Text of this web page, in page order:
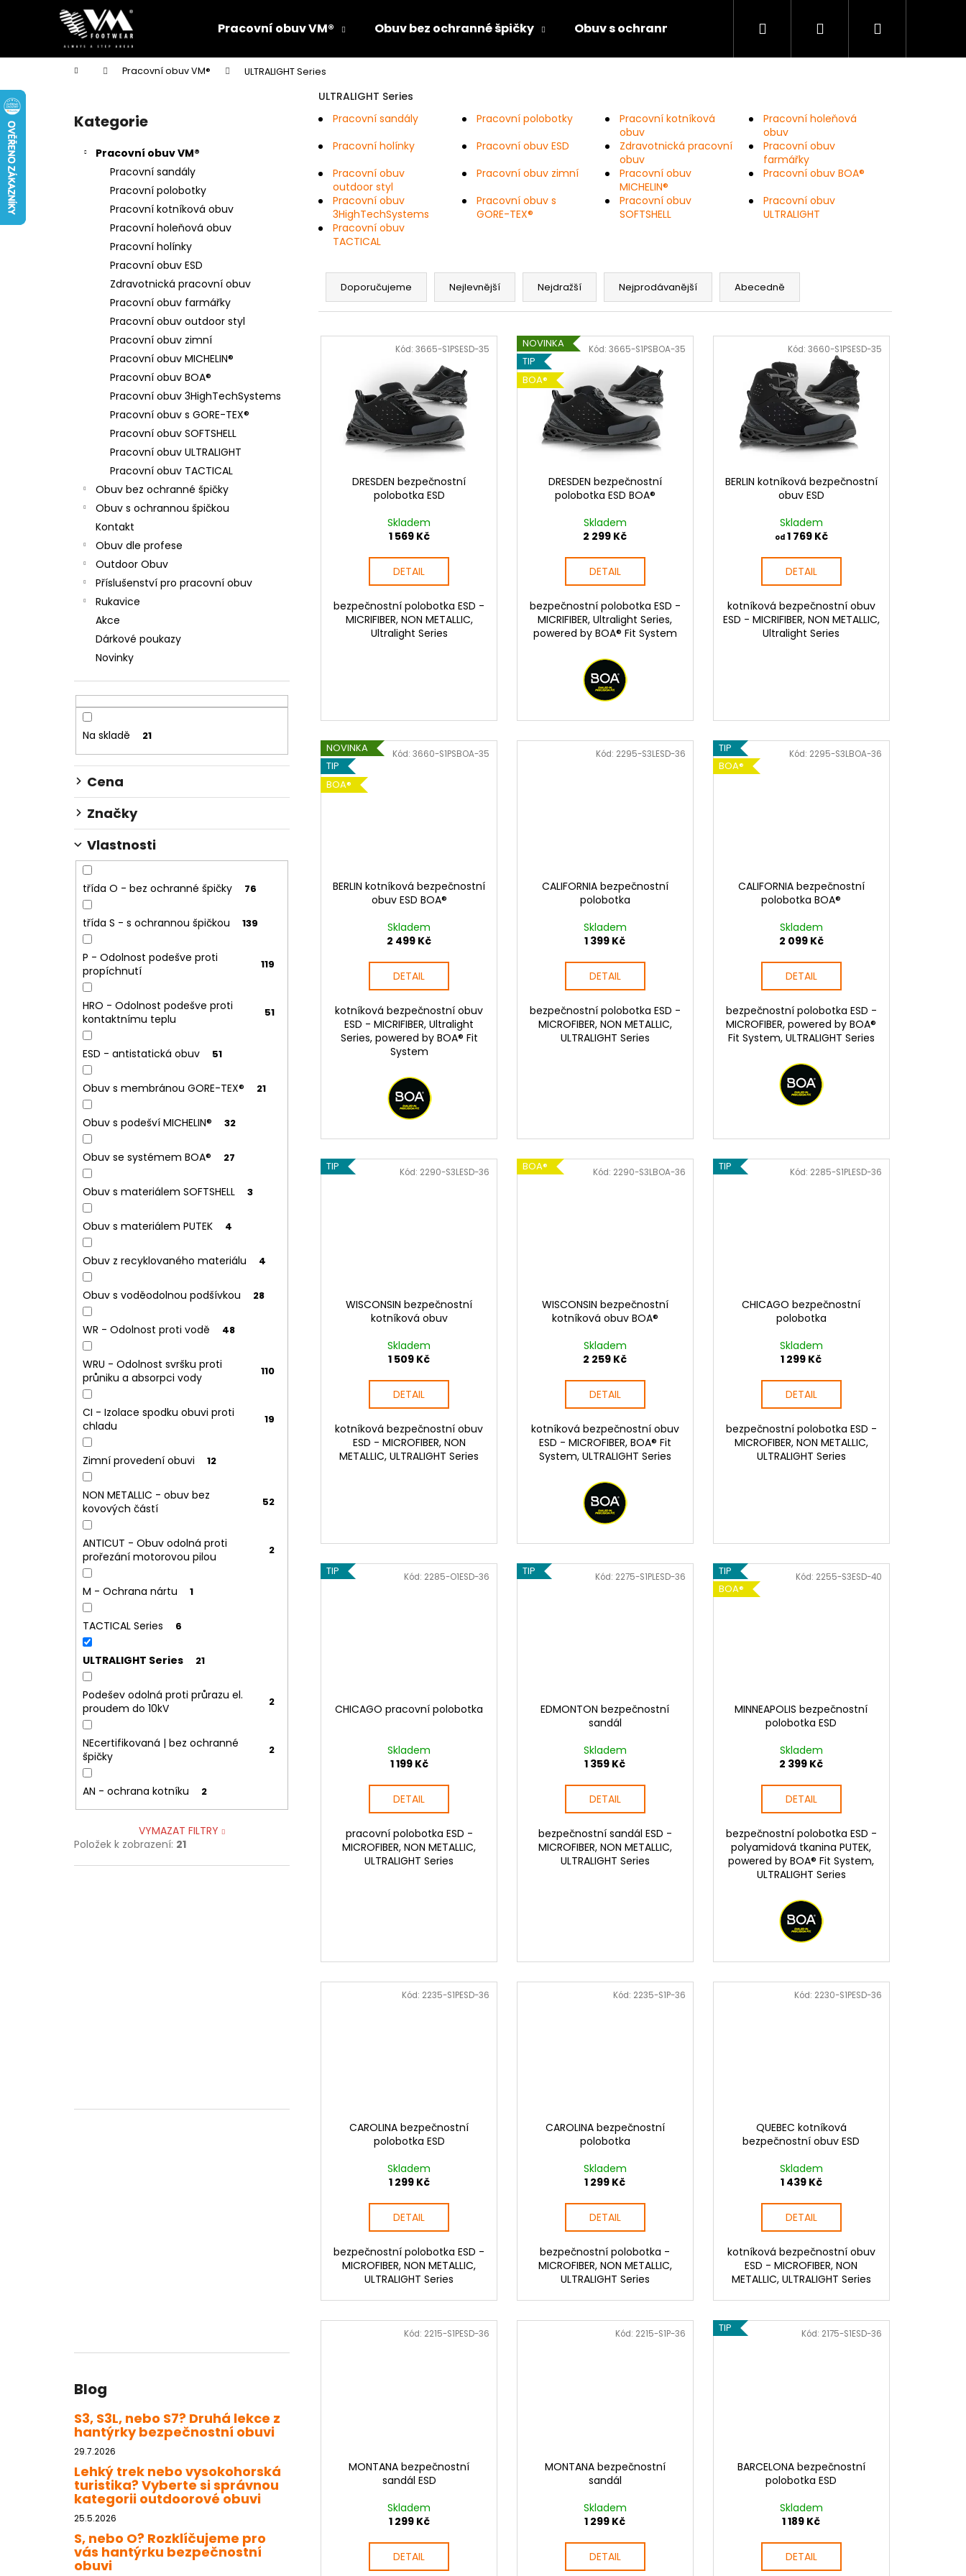
Pracovní obuv VM® Obuv bez ochranné špičky Obuv s ochrannou špičkou Kontakt Obuv dle profese
Hledat PřihlášeníNákupní
Domů Pracovní obuv VM® ULTRALIGHT Series
Přeskočit
kategorie
Kategorie
Pracovní obuv VM®
Pracovní sandály
Pracovní polobotky
Pracovní kotníková obuv
Pracovní holeňová obuv
Pracovní holínky
Pracovní obuv ESD
Zdravotnická pracovní obuv
Pracovní obuv farmářky
Pracovní obuv outdoor styl
Pracovní obuv zimní
Pracovní obuv MICHELIN®
Pracovní obuv BOA®
Pracovní obuv 3HighTechSystems
Pracovní obuv s GORE-TEX®
Pracovní obuv SOFTSHELL
Pracovní obuv ULTRALIGHT
Pracovní obuv TACTICAL
Obuv bez ochranné špičky
Obuv s ochrannou špičkou
Kontakt
Obuv dle profese
Outdoor Obuv
Příslušenství pro pracovní obuv
Rukavice
Akce
Dárkové poukazy
Novinky
Na skladě 21
Cena
Značky
Vlastnosti
třída O - bez ochranné špičky 76
třída S - s ochrannou špičkou 139
P - Odolnost podešve proti
propíchnutí
119
HRO - Odolnost podešve proti
kontaktnímu teplu
51
ESD - antistatická obuv 51
Obuv s membránou GORE-TEX® 21
Obuv s podešví MICHELIN® 32
Obuv se systémem BOA® 27
Obuv s materiálem SOFTSHELL 3
Obuv s materiálem PUTEK 4
Obuv z recyklovaného materiálu 4
Obuv s voděodolnou podšívkou 28
WR - Odolnost proti vodě 48
WRU - Odolnost svršku proti
průniku a absorpci vody
110
CI - Izolace spodku obuvi proti
chladu
19
Zimní provedení obuvi 12
NON METALLIC - obuv bez
kovových částí
52
ANTICUT - Obuv odolná proti
prořezání motorovou pilou
2
M - Ochrana nártu 1
TACTICAL Series 6
ULTRALIGHT Series 21
Podešev odolná proti průrazu el.
proudem do 10kV
2
NEcertifikovaná | bez ochranné
špičky
2
AN - ochrana kotníku 2
VYMAZAT FILTRY
Položek k zobrazení: 21
Blog
S3, S3L, nebo S7? Druhá lekce z
hantýrky bezpečnostní obuvi
29.7.2026
Lehký trek nebo vysokohorská
turistika? Vyberte si správnou
kategorii outdoorové obuvi
25.5.2026
S, nebo O? Rozklíčujeme pro
vás hantýrku bezpečnostní
obuvi
ULTRALIGHT Series
Pracovní sandály
Pracovní polobotky
Pracovní kotníková
obuv
Pracovní holeňová
obuv
Pracovní holínky
Pracovní obuv ESD
Zdravotnická pracovní
obuv
Pracovní obuv
farmářky
Pracovní obuv
outdoor styl
Pracovní obuv zimní
Pracovní obuv
MICHELIN®
Pracovní obuv BOA®
Pracovní obuv
3HighTechSystems
Pracovní obuv s
GORE-TEX®
Pracovní obuv
SOFTSHELL
Pracovní obuv
ULTRALIGHT
Pracovní obuv
TACTICAL
Ř
z
Doporučujeme Nejlevnější Nejdražší Nejprodávanější Abecedně
V
DRESDEN bezpečnostní
polobotka ESD
Skladem
1 569 Kč
DETAIL
bezpečnostní polobotka ESD -
MICRIFIBER, NON METALLIC,
Ultralight Series
Kód:3665-S1PSESD-35
NOVINKA
TIP
BOA®
DRESDEN bezpečnostní
polobotka ESD BOA®
Skladem
2 299 Kč
DETAIL
bezpečnostní polobotka ESD -
MICRIFIBER, Ultralight Series,
powered by BOA® Fit System
Kód: 3665-S1PSBOA-35
BERLIN kotníková bezpečnostní
obuv ESD
Skladem
od1 769 Kč
DETAIL
kotníková bezpečnostní obuv
ESD - MICRIFIBER, NON METALLIC,
Ultralight Series
Kód: 3660-S1PSESD-35
NOVINKA
TIP
BOA®
BERLIN kotníková bezpečnostní
obuv ESD BOA®
Skladem
2 499 Kč
DETAIL
kotníková bezpečnostní obuv
ESD - MICRIFIBER, Ultralight
Series, powered by BOA® Fit
System
Kód:3660-S1PSBOA-35
CALIFORNIA bezpečnostní
polobotka
Skladem
1 399 Kč
DETAIL
bezpečnostní polobotka ESD -
MICROFIBER, NON METALLIC,
ULTRALIGHT Series
Kód: 2295-S3LESD-36
TIP
BOA®
CALIFORNIA bezpečnostní
polobotka BOA®
Skladem
2 099 Kč
DETAIL
bezpečnostní polobotka ESD -
MICROFIBER, powered by BOA®
Fit System, ULTRALIGHT Series
Kód: 2295-S3LBOA-36
TIP
WISCONSIN bezpečnostní
kotníková obuv
Skladem
1 509 Kč
DETAIL
kotníková bezpečnostní obuv
ESD - MICROFIBER, NON
METALLIC, ULTRALIGHT Series
Kód: 2290-S3LESD-36 BOA®
WISCONSIN bezpečnostní
kotníková obuv BOA®
Skladem
2 259 Kč
DETAIL
kotníková bezpečnostní obuv
ESD - MICROFIBER, BOA® Fit
System, ULTRALIGHT Series
Kód: 2290-S3LBOA-36 TIP
CHICAGO bezpečnostní
polobotka
Skladem
1 299 Kč
DETAIL
bezpečnostní polobotka ESD -
MICROFIBER, NON METALLIC,
ULTRALIGHT Series
Kód: 2285-S1PLESD-36
TIP
CHICAGO pracovní polobotka
Skladem
1 199 Kč
DETAIL
pracovní polobotka ESD -
MICROFIBER, NON METALLIC,
ULTRALIGHT Series
Kód: 2285-O1ESD-36 TIP
EDMONTON bezpečnostní
sandál
Skladem
1 359 Kč
DETAIL
bezpečnostní sandál ESD -
MICROFIBER, NON METALLIC,
ULTRALIGHT Series
Kód: 2275-S1PLESD-36
TIP
BOA®
MINNEAPOLIS bezpečnostní
polobotka ESD
Skladem
2 399 Kč
DETAIL
bezpečnostní polobotka ESD -
polyamidová tkanina PUTEK,
powered by BOA® Fit System,
ULTRALIGHT Series
Kód: 2255-S3ESD-40
CAROLINA bezpečnostní
polobotka ESD
Skladem
1 299 Kč
DETAIL
bezpečnostní polobotka ESD -
MICROFIBER, NON METALLIC,
ULTRALIGHT Series
Kód: 2235-S1PESD-36
CAROLINA bezpečnostní
polobotka
Skladem
1 299 Kč
DETAIL
bezpečnostní polobotka -
MICROFIBER, NON METALLIC,
ULTRALIGHT Series
Kód: 2235-S1P-36
QUEBEC kotníková
bezpečnostní obuv ESD
Skladem
1 439 Kč
DETAIL
kotníková bezpečnostní obuv
ESD - MICROFIBER, NON
METALLIC, ULTRALIGHT Series
Kód: 2230-S1PESD-36
MONTANA bezpečnostní
sandál ESD
Skladem
1 299 Kč
DETAIL
Kód: 2215-S1PESD-36
MONTANA bezpečnostní
sandál
Skladem
1 299 Kč
DETAIL
Kód: 2215-S1P-36 TIP
BARCELONA bezpečnostní
polobotka ESD
Skladem
1 189 Kč
DETAIL
Kód: 2175-S1ESD-36
í
Zpět
do
Zpět
do
Doporučujeme
BAMBUSOVÉ PONOŽKY - KRÁTKÉ
169 Kč
STÉLKA
92 Kč